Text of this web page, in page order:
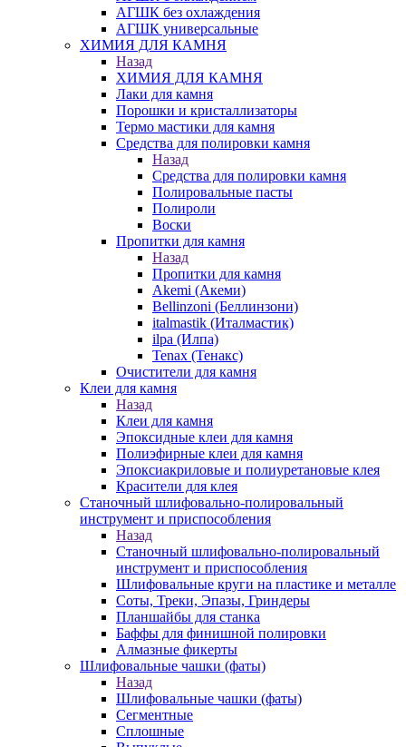
АГШК без охлаждения
АГШК универсальные
ХИМИЯ ДЛЯ КАМНЯ
Назад
ХИМИЯ ДЛЯ КАМНЯ
Лаки для камня
Порошки и кристаллизаторы
Термо мастики для камня
Средства для полировки камня
Назад
Средства для полировки камня
Полировальные пасты
Полироли
Воски
Пропитки для камня
Назад
Пропитки для камня
Akemi (Акеми)
Bellinzoni (Беллинзони)
italmastik (Италмастик)
ilpa (Илпа)
Tenax (Тенакс)
Очистители для камня
Клеи для камня
Назад
Клеи для камня
Эпоксидные клеи для камня
Полиэфирные клеи для камня
Эпоксиакриловые и полиуретановые клея
Красители для клея
Станочный шлифовально-полировальный
инструмент и приспособления
Назад
Станочный шлифовально-полировальный
инструмент и приспособления
Шлифовальные круги на пластике и металле
Соты, Треки, Эпазы, Гриндеры
Планшайбы для станка
Баффы для финишной полировки
Алмазные фикерты
Шлифовальные чашки (фаты)
Назад
Шлифовальные чашки (фаты)
Сегментные
Сплошные